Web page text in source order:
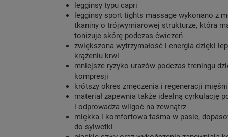
legginsy typu capri
legginsy sport tights massage wykonano z
tkaniny o trójwymiarowej strukturze, która
tonizuje skórę podczas ćwiczeń
zwiększona wytrzymałość i energia dzięki
krążeniu krwi
mniejsze ryzyko urazów podczas treningu
kompresji
krótszy okres zmęczenia i regeneracji mięśni
materiał zapewnia także idealną cyrkulację
i odprowadza wilgoć na zewnątrz
miękka i komfortowa taśma w pasie,
do sylwetki